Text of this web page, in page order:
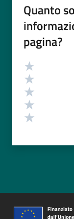
Quanto
pagina?
Valutazione